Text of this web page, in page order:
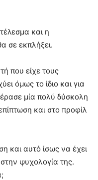
και η
σε εκπλήξει.
που είχε τους
όμως το ίδιο και για
μία πολύ δύσκολη
και στο προφίλ
και αυτό ίσως να έχει
ψυχολογία της.